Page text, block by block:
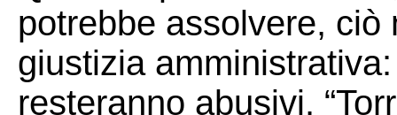
potrebbe assolvere,
giustizia
resteranno abusivi.